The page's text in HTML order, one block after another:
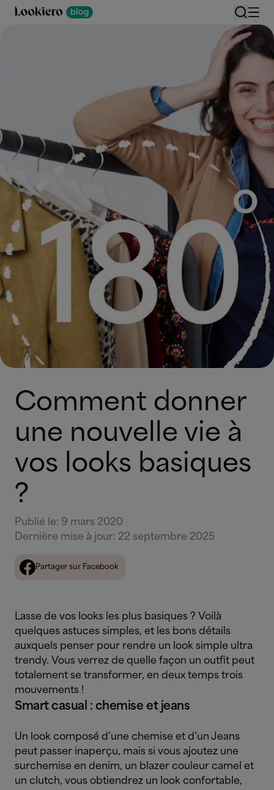
Comment donner
une nouvelle vie à
vos looks basiques
?
Publié le: 9 mars 2020
Dernière mise à jour: 22 septembre 2025
Partager sur Facebook
Lasse de vos looks les plus basiques ? Voilà
quelques astuces simples, et les bons détails
auxquels penser pour rendre un look simple ultra
trendy. Vous verrez de quelle façon un outfit peut
totalement se transformer, en deux temps trois
mouvements !
Smart casual : chemise et jeans
Un look composé d’une chemise et d’un Jeans
peut passer inaperçu, mais si vous ajoutez une
surchemise en denim, un blazer couleur camel et
un clutch, vous obtiendrez un look confortable,